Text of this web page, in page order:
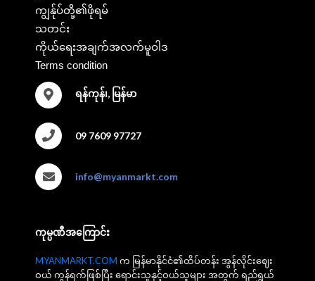
ကျွန်ုပ်တို့၏ဖိုရမ်
သတင်း
ကိုယ်ရေးအချက်အလက်မူဝါဒ
Terms condition
ရန်ကုန်၊, မြန်မာ
09 7609 97727
info@myanmarkt.com
ကုမ္ပဏီအကြောင်း
MYANMARKT.COM က မြန်မာနိုင်ငံ၏ထိပ်တန်း အွန်လိုင်းဈေး
ဝယ် ကွန်ရက်ဖြစ်ပြီး ရောင်းသူနှင့်ဝယ်သူများ အတွက် ရည်ရွယ်